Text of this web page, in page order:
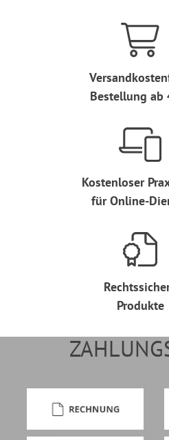
Bestellung ab
Kostenloser
für Online-
Produkte